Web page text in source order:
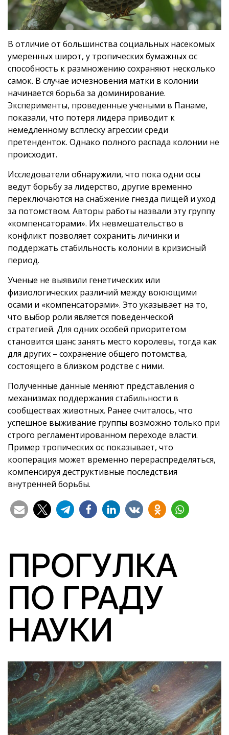
В отличие от большинства социальных насекомых
умеренных широт, у тропических бумажных ос
способность к размножению сохраняют несколько
самок. В случае исчезновения матки в колонии
начинается борьба за доминирование.
Эксперименты, проведенные учеными в Панаме,
показали, что потеря лидера приводит к
немедленному всплеску агрессии среди
претенденток. Однако полного распада колонии не
происходит.
Исследователи обнаружили, что пока одни осы
ведут борьбу за лидерство, другие временно
переключаются на снабжение гнезда пищей и уход
за потомством. Авторы работы назвали эту группу
«компенсаторами». Их невмешательство в
конфликт позволяет сохранить личинки и
поддержать стабильность колонии в кризисный
период.
Ученые не выявили генетических или
физиологических различий между воюющими
осами и «компенсаторами». Это указывает на то,
что выбор роли является поведенческой
стратегией. Для одних особей приоритетом
становится шанс занять место королевы, тогда как
для других – сохранение общего потомства,
состоящего в близком родстве с ними.
Полученные данные меняют представления о
механизмах поддержания стабильности в
сообществах животных. Ранее считалось, что
успешное выживание группы возможно только при
строго регламентированном переходе власти.
Пример тропических ос показывает, что
кооперация может временно перераспределяться,
компенсируя деструктивные последствия
внутренней борьбы.
ПРОГУЛКА
ПО ГРАДУ
НАУКИ